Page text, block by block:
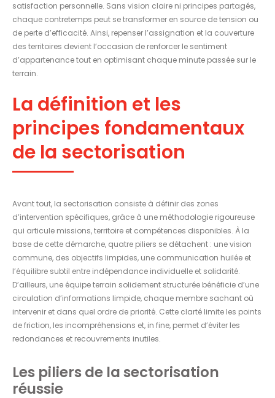
satisfaction personnelle. Sans vision claire ni principes partagés,
chaque contretemps peut se transformer en source de tension ou
de perte d’efficacité. Ainsi, repenser l’assignation et la couverture
des territoires devient l’occasion de renforcer le sentiment
d’appartenance tout en optimisant chaque minute passée sur le
terrain.
La définition et les
principes fondamentaux
de la sectorisation
Avant tout, la sectorisation consiste à définir des zones
d’intervention spécifiques, grâce à une méthodologie rigoureuse
qui articule missions, territoire et compétences disponibles. À la
base de cette démarche, quatre piliers se détachent : une vision
commune, des objectifs limpides, une communication huilée et
l’équilibre subtil entre indépendance individuelle et solidarité.
D’ailleurs, une équipe terrain solidement structurée bénéficie d’une
circulation d’informations limpide, chaque membre sachant où
intervenir et dans quel ordre de priorité. Cette clarté limite les points
de friction, les incompréhensions et, in fine, permet d’éviter les
redondances et recouvrements inutiles.
Les piliers de la sectorisation
réussie